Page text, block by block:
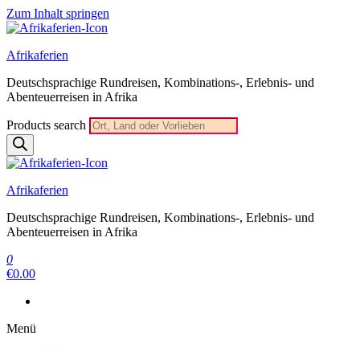
Zum Inhalt springen
Afrikaferien
Deutschsprachige Rundreisen, Kombinations-, Erlebnis- und
Abenteuerreisen in Afrika
Products search
Afrikaferien
Deutschsprachige Rundreisen, Kombinations-, Erlebnis- und
Abenteuerreisen in Afrika
0
€0.00
Menü